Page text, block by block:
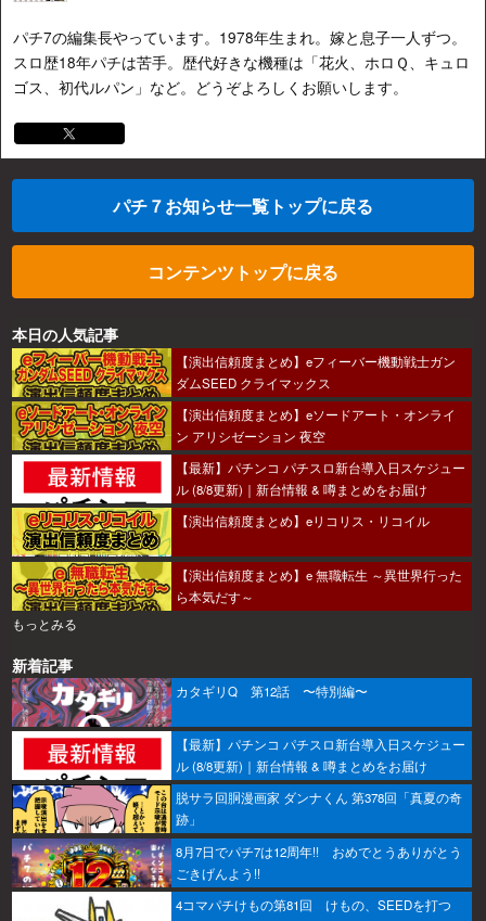
パチ7の編集長やっています。1978年生まれ。嫁と息子一人ずつ。
スロ歴18年パチは苦手。歴代好きな機種は「花火、ホロＱ、キュロ
ゴス、初代ルパン」など。どうぞよろしくお願いします。
パチ７お知らせ一覧トップに戻る
コンテンツトップに戻る
本日の人気記事
【演出信頼度まとめ】eフィーバー機動戦士ガン
ダムSEED クライマックス
【演出信頼度まとめ】eソードアート・オンライ
ン アリシゼーション 夜空
【最新】パチンコ パチスロ新台導入日スケジュー
ル (8/8更新)｜新台情報 & 噂まとめをお届け
【演出信頼度まとめ】eリコリス・リコイル
【演出信頼度まとめ】e 無職転生 ～異世界行った
ら本気だす～
もっとみる
新着記事
カタギリQ 第12話 〜特別編〜
【最新】パチンコ パチスロ新台導入日スケジュー
ル (8/8更新)｜新台情報 & 噂まとめをお届け
脱サラ回胴漫画家 ダンナくん 第378回「真夏の奇
跡」
8月7日でパチ7は12周年!! おめでとうありがとう
ごきげんよう!!
4コマパチけもの第81回 けもの、SEEDを打つ